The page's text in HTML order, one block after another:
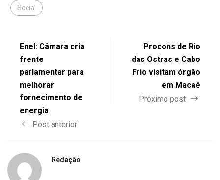
Social
Enel: Câmara cria
frente
parlamentar para
melhorar
fornecimento de
energia
Post anterior
Procons de Rio
das Ostras e Cabo
Frio visitam órgão
em Macaé
Próximo post
Redação